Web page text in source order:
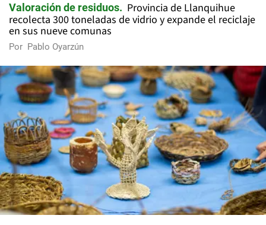
Valoración de residuos
Provincia de Llanquihue
recolecta 300 toneladas de vidrio y expande el reciclaje
en sus nueve comunas
Por Pablo Oyarzún